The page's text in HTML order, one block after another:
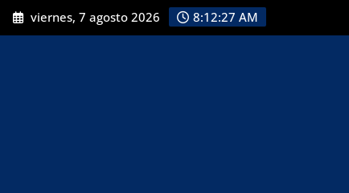
viernes, 7 agosto 2026 8:12:28 AM